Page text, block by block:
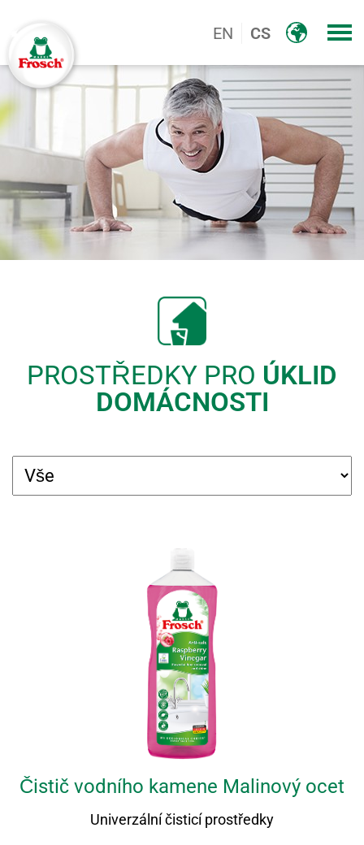
Logo, Marke Frosch®EN CS
PRO­STŘED­KY PRO ÚKLID
DO­MÁC­NOS­TI
Čistič vodního kamene Malinový ocet
Univerzální čisticí prostředky